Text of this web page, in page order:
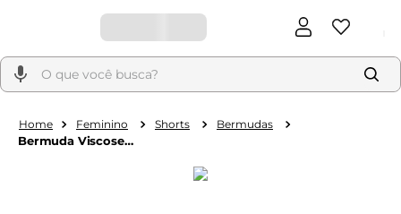
Feminino Shorts Bermudas
Bermuda Viscose